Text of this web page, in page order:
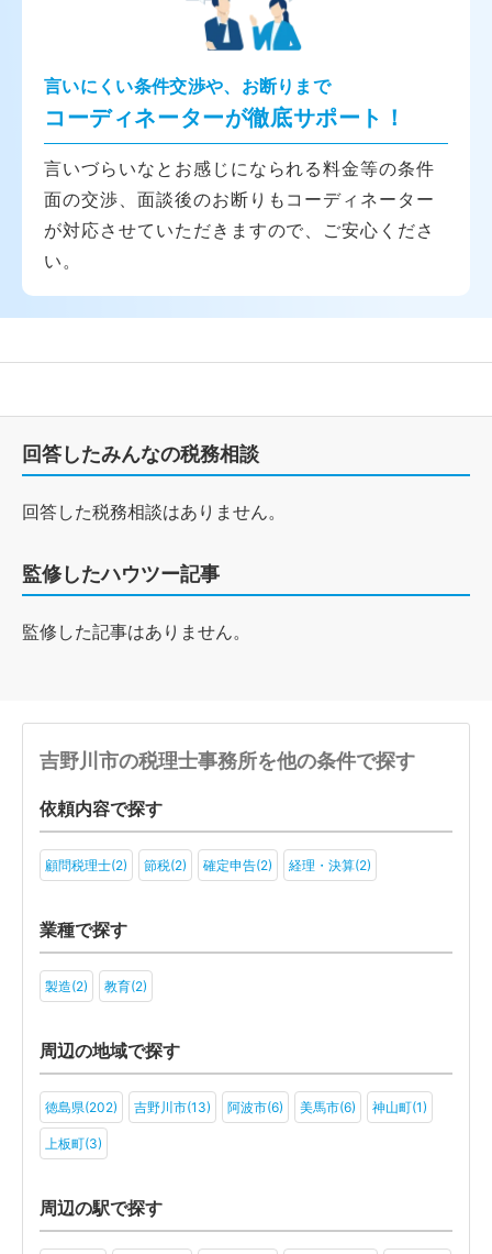
言いにくい条件交渉や、お断りまで
コーディネーターが徹底サポート！
言いづらいなとお感じになられる料金等の条件
面の交渉、面談後のお断りもコーディネーター
が対応させていただきますので、ご安心くださ
い。
回答したみんなの税務相談
回答した税務相談はありません。
監修したハウツー記事
監修した記事はありません。
吉野川市の税理士事務所を他の条件で探す
依頼内容で探す
顧問税理士(2) 節税(2) 確定申告(2) 経理・決算(2)
業種で探す
製造(2) 教育(2)
周辺の地域で探す
徳島県(202) 吉野川市(13) 阿波市(6) 美馬市(6) 神山町(1)
上板町(3)
周辺の駅で探す